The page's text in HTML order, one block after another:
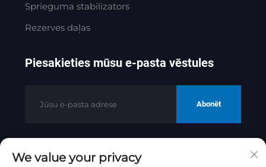
Sprieguma stabilizators
Rezerves daļas
Piesakieties mūsu e-pasta vēstules
Abonēt
Autortiesības © 2025 ar Jinan Golden
We value your privacy